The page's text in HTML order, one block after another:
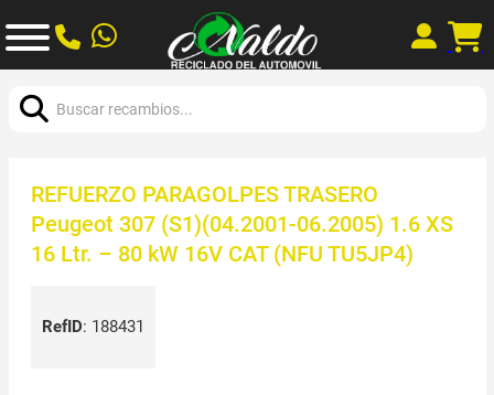
REFUERZO PARAGOLPES TRASERO
Peugeot 307 (S1)(04.2001-06.2005) 1.6 XS
16 Ltr. – 80 kW 16V CAT (NFU TU5JP4)
RefID: 188431